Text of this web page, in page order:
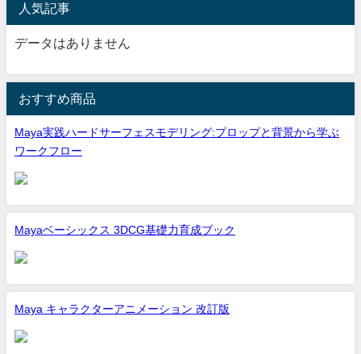
人気記事
データはありません
おすすめ商品
Maya実践ハードサーフェスモデリング:プロップと背景から学ぶ
ワークフロー
Mayaベーシックス 3DCG基礎力育成ブック
Maya キャラクターアニメーション 改訂版